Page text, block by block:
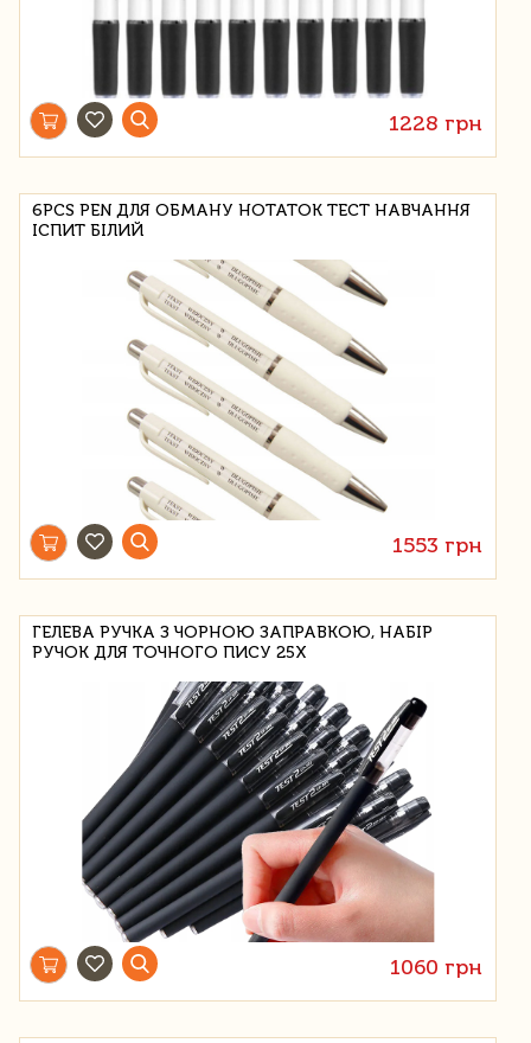
1228 грн
6PCS PEN ДЛЯ ОБМАНУ НОТАТОК ТЕСТ НАВЧАННЯ
ІСПИТ БІЛИЙ
1553 грн
ГЕЛЕВА РУЧКА З ЧОРНОЮ ЗАПРАВКОЮ, НАБІР
РУЧОК ДЛЯ ТОЧНОГО ПИСУ 25X
1060 грн